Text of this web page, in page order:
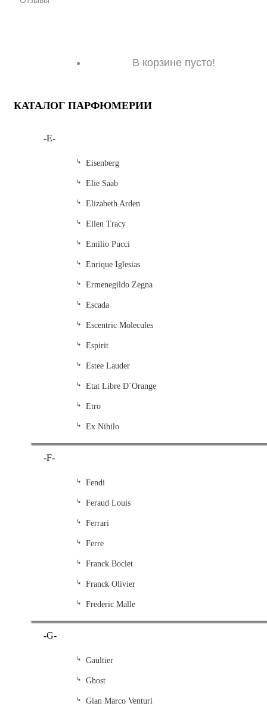
В корзине пусто!
КАТАЛОГ ПАРФЮМЕРИИ
-E-
Eisenberg
Elie Saab
Elizabeth Arden
Ellen Tracy
Emilio Pucci
Enrique Iglesias
Ermenegildo Zegna
Escada
Escentric Molecules
Espirit
Estee Lauder
Etat Libre D`Orange
Etro
Ex Nihilo
-F-
Fendi
Feraud Louis
Ferrari
Ferre
Franck Boclet
Franck Olivier
Frederic Malle
-G-
Gaultier
Ghost
Gian Marco Venturi